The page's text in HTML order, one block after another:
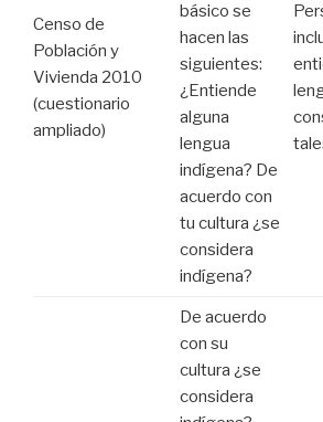
Censo de
Población y
Vivienda 2010
(cuestionario
ampliado)
básico se
hacen las
siguientes:
¿Entiende
alguna
lengua
indígena? De
acuerdo con
tu cultura ¿se
considera
indígena?
De acuerdo
con su
cultura ¿se
considera